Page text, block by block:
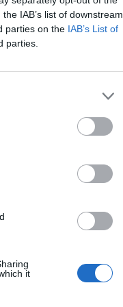
IAB’s list of downstream
parties on the IAB’s List of
parties.
it
«Il